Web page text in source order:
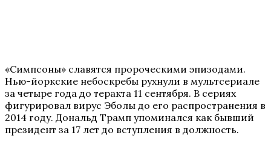
«Симпсоны» славятся пророческими эпизодами.
Нью-йоркские небоскребы рухнули в мультсериале
за четыре года до теракта 11 сентября. В сериях
фигурировал вирус Эболы до его распространения в
2014 году. Дональд Трамп упоминался как бывший
президент за 17 лет до вступления в должность.